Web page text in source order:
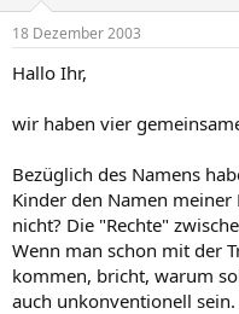
18 Dezember 2003
Hallo Ihr,
wir haben vier
Bezüglich des Namens
Kinder den Namen
nicht? Die "Rechte"
Wenn man schon mit der
kommen, bricht, warum
auch unkonventionell sein.